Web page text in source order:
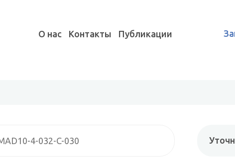
О нас Контакты Публикации